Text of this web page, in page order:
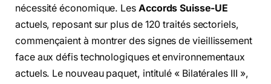
nécessité économique. Les Accords Suisse-UE
actuels, reposant sur plus de 120 traités sectoriels,
commençaient à montrer des signes de vieillissement
face aux défis technologiques et environnementaux
actuels. Le nouveau paquet, intitulé « Bilatérales III »,